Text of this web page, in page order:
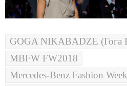
GOGA NIKABADZE (Гога
MBFW FW2018
Mercedes-Benz Fashion